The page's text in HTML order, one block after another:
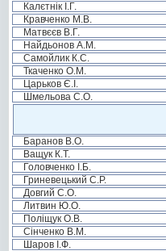
Калєтнік І.Г.
Кравченко М.В.
Матвєєв В.Г.
Найдьонов А.М.
Самойлик К.С.
Ткаченко О.М.
Царьков Є.І.
Шмельова С.О.
Баранов В.О.
Ващук К.Т.
Головченко І.Б.
Гриневецький С.Р.
Довгий С.О.
Литвин Ю.О.
Поліщук О.В.
Сінченко В.М.
Шаров І.Ф.